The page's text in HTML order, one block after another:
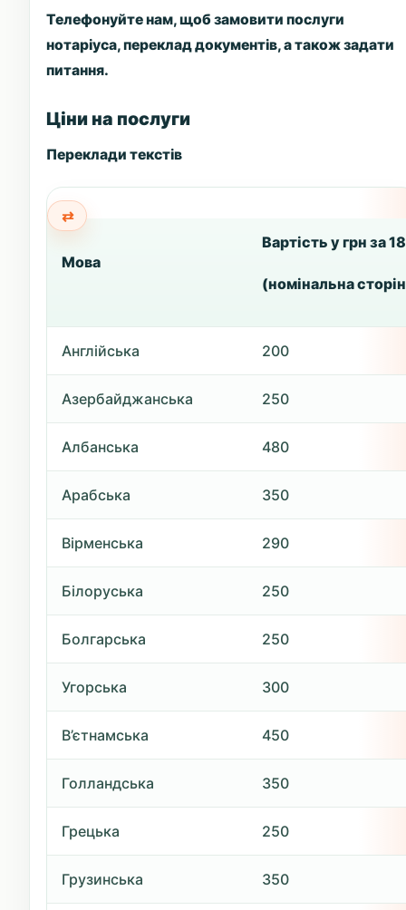
Телефонуйте нам, щоб замовити послуги
нотаріуса, переклад документів, а також задати
питання.
Ціни на послуги
Переклади текстів
Мова
Вартість у грн за
(номінальна
Англійська 200
Азербайджанська 250
Албанська 480
Арабська 350
Вірменська 290
Білоруська 250
Болгарська 250
Угорська 300
В’єтнамська 450
Голландська 350
Грецька 250
Грузинська 350